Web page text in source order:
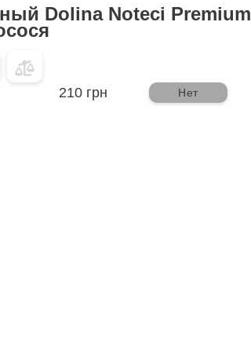
Dolina Noteci Premium
210 грн Нет